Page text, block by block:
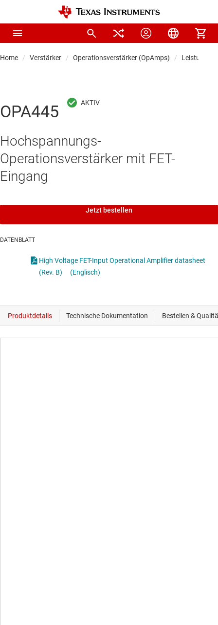
Home Verstärker Operationsverstärker (OpAmps)
OPA445
Hochspannungs-
Operationsverstärker mit FET-
Eingang
Jetzt bestellen
DATENBLATT
High Voltage FET-Input Operational Amplifier datasheet
(Rev. B)
(Englisch)